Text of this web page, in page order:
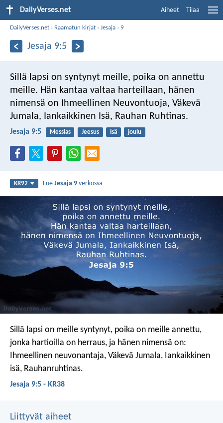
DailyVerses.net Aiheet Tilaa
DailyVerses.net › Raamatun kirjat ›Jesaja › 9
Jesaja 9:5
Sillä lapsi on syntynyt meille, poika on annettu
meille. Hän kantaa valtaa harteillaan, hänen
nimensä on Ihmeellinen Neuvontuoja, Väkevä
Jumala, Iankaikkinen Isä, Rauhan Ruhtinas.
Jesaja 9:5 Messias Jeesus Isä joulu
KR92 LueJesaja 9 verkossa
Sillä lapsi on meille syntynyt, poika on meille annettu,
jonka hartioilla on herraus, ja hänen nimensä on:
Ihmeellinen neuvonantaja, Väkevä Jumala, Iankaikkinen
isä, Rauhanruhtinas.
Jesaja 9:5 - KR38
Liittyvät aiheet